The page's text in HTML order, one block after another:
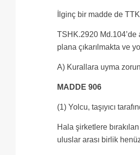
İlginç bir madde de TTK
TSHK.2920 Md.104’de
plana çıkarılmakta ve
A) Kurallara uyma
MADDE 906
(1) Yolcu, taşıyıcı
Hala şirketlere
uluslar arası birlik